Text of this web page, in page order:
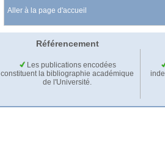
Aller à la page d'accueil
Référencement
Les publications encodées
constituent la bibliographie académique
de l'Université.